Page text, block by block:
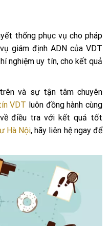
thống phục vụ cho pháp
giám định ADN của VDT
nghiệm uy tín, cho kết quả
và sự tận tâm chuyên
VDT luôn đồng hành cùng
điều tra với kết quả tốt
Hà Nội, hãy liên hệ ngay để